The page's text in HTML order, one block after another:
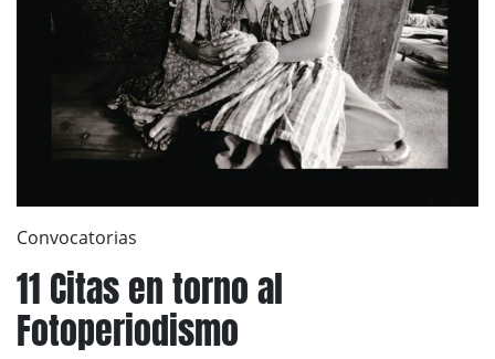
Convocatorias
11 Citas en torno al
Fotoperiodismo